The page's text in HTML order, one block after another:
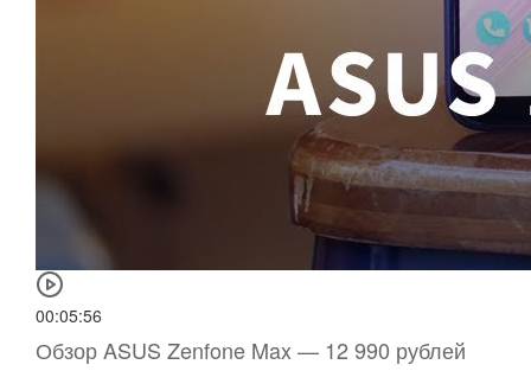
00:05:56
Обзор ASUS Zenfone Max — 12 990 рублей